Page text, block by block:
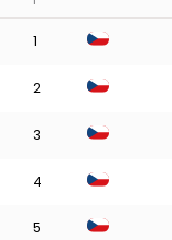
1
2
3
4
5